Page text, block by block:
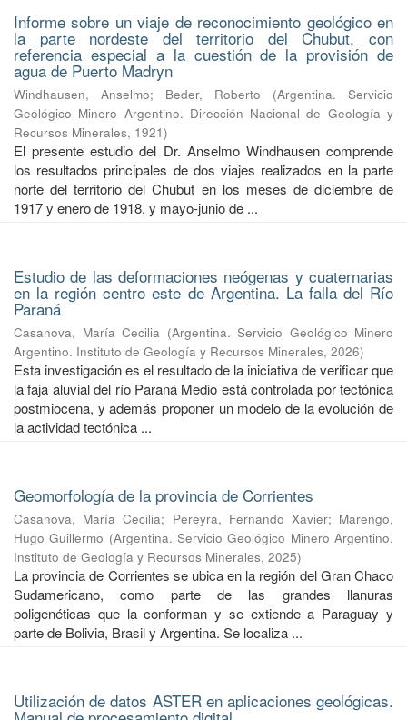
Informe sobre un viaje de reconocimiento geológico en
la parte nordeste del territorio del Chubut, con
referencia especial a la cuestión de la provisión de
agua de Puerto Madryn
Windhausen, Anselmo; Beder, Roberto (Argentina. Servicio
Geológico Minero Argentino. Dirección Nacional de Geología y
Recursos Minerales, 1921)
El presente estudio del Dr. Anselmo Windhausen comprende
los resultados principales de dos viajes realizados en la parte
norte del territorio del Chubut en los meses de diciembre de
1917 y enero de 1918, y mayo-junio de ...
Estudio de las deformaciones neógenas y cuaternarias
en la región centro este de Argentina. La falla del Río
Paraná
Casanova, María Cecilia (Argentina. Servicio Geológico Minero
Argentino. Instituto de Geología y Recursos Minerales, 2026)
Esta investigación es el resultado de la iniciativa de verificar que
la faja aluvial del río Paraná Medio está controlada por tectónica
postmiocena, y además proponer un modelo de la evolución de
la actividad tectónica ...
Geomorfología de la provincia de Corrientes
Casanova, María Cecilia; Pereyra, Fernando Xavier; Marengo,
Hugo Guillermo (Argentina. Servicio Geológico Minero Argentino.
Instituto de Geología y Recursos Minerales, 2025)
La provincia de Corrientes se ubica en la región del Gran Chaco
Sudamericano, como parte de las grandes llanuras
poligenéticas que la conforman y se extiende a Paraguay y
parte de Bolivia, Brasil y Argentina. Se localiza ...
Utilización de datos ASTER en aplicaciones geológicas.